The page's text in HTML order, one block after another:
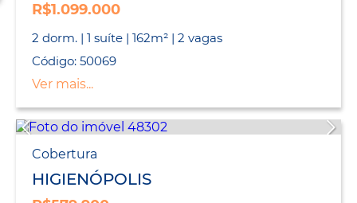
R$1.099.000
2 dorm. | 1 suíte | 162m² | 2 vagas
Código: 50069
Ver mais...
Cobertura
HIGIENÓPOLIS